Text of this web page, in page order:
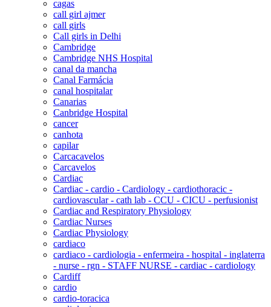
cagas
call girl ajmer
call girls
Call girls in Delhi
Cambridge
Cambridge NHS Hospital
canal da mancha
Canal Farmácia
canal hospitalar
Canarias
Canbridge Hospital
cancer
canhota
capilar
Carcacavelos
Carcavelos
Cardiac
Cardiac - cardio - Cardiology - cardiothoracic -
cardiovascular - cath lab - CCU - CICU - perfusionist
Cardiac and Respiratory Physiology
Cardiac Nurses
Cardiac Physiology
cardiaco
cardiaco - cardiologia - enfermeira - hospital - inglaterra
- nurse - rgn - STAFF NURSE - cardiac - cardiology
Cardiff
cardio
cardio-toracica